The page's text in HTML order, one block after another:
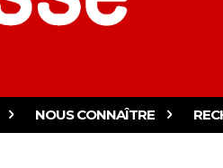
NOUS CONNAÎTRE